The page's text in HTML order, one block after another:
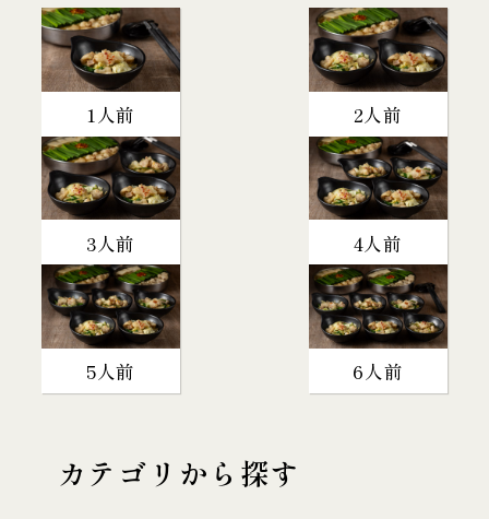
1人前 2人前
3人前 4人前
5人前 6人前
カテゴリから探す